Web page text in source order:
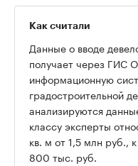
Как считали
Данные о вводе
получает через ГИС
информационную
градостроительной
анализируются
классу эксперты
кв. м от 1,5 млн руб.,
800 тыс. руб.